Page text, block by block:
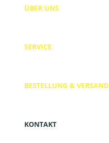
ÜBER UNS
SERVICE
BESTELLUNG & VERSAND
KONTAKT